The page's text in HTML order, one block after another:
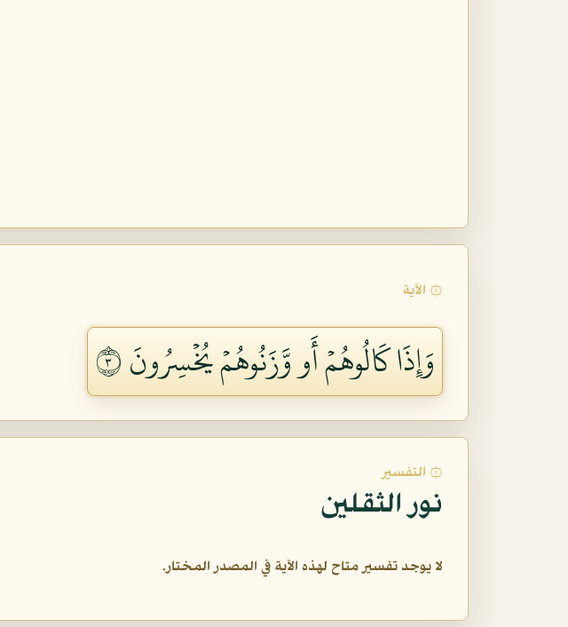
۞ الآية
وَإِذَا كَالُوهُمۡ أَو وَّزَنُوهُمۡ يُخۡسِرُونَ ٣
۞ التفسير
نور الثقلين
لا يوجد تفسير متاح لهذه الآية في المصدر المختار.